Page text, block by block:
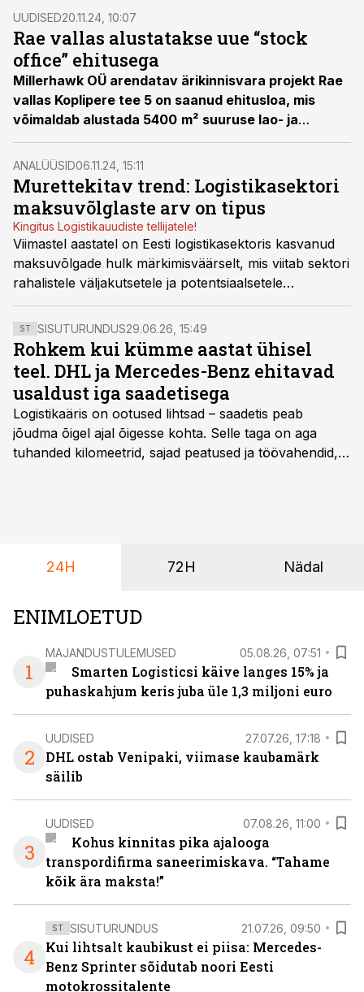
UUDISED20.11.24, 10:07
Rae vallas alustatakse uue “stock
office” ehitusega
Millerhawk OÜ arendatav ärikinnisvara projekt Rae
vallas Koplipere tee 5 on saanud ehitusloa, mis
võimaldab alustada 5400 m² suuruse lao- ja
tootmishooneehitustegevusega.
ANALÜÜSID06.11.24, 15:11
Murettekitav trend: Logistikasektori
maksuvõlglaste arv on tipus
Kingitus Logistikauudiste tellijatele!
Viimastel aastatel on Eesti logistikasektoris kasvanud
maksuvõlgade hulk märkimisväärselt, mis viitab sektori
rahalistele väljakutsetele ja potentsiaalsetele
krediidiriskidele.
ST SISUTURUNDUS29.06.26, 15:49
Rohkem kui kümme aastat ühisel
teel. DHL ja Mercedes-Benz ehitavad
usaldust iga saadetisega
Logistikaäris on ootused lihtsad – saadetis peab
jõudma õigel ajal õigesse kohta. Selle taga on aga
tuhanded kilomeetrid, sajad peatused ja töövahendid,
24H 72H Nädal
ENIMLOETUD
1
MAJANDUSTULEMUSED 05.08.26, 07:51
Smarten Logisticsi käive langes 15% ja
puhaskahjum keris juba üle 1,3 miljoni euro
2
UUDISED 27.07.26, 17:18
DHL ostab Venipaki, viimase kaubamärk
säilib
3
UUDISED 07.08.26, 11:00
Kohus kinnitas pika ajalooga
transpordifirma saneerimiskava. “Tahame
kõik ära maksta!”
4
ST SISUTURUNDUS 21.07.26, 09:50
Kui lihtsalt kaubikust ei piisa: Mercedes-
Benz Sprinter sõidutab noori Eesti
motokrossitalente